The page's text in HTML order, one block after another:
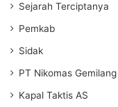
Sejarah Terciptanya
Pemkab
Sidak
PT Nikomas Gemilang
Kapal Taktis AS